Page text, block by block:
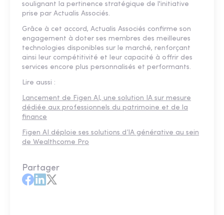
soulignant la pertinence stratégique de l'initiative
prise par Actualis Associés.
Grâce à cet accord, Actualis Associés confirme son
engagement à doter ses membres des meilleures
technologies disponibles sur le marché, renforçant
ainsi leur compétitivité et leur capacité à offrir des
services encore plus personnalisés et performants.
Lire aussi :
Lancement de Figen AI, une solution IA sur mesure
dédiée aux professionnels du patrimoine et de la
finance
Figen AI déploie ses solutions d’IA générative au sein
de Wealthcome Pro
Partager